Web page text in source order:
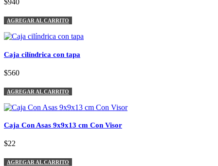
AGREGAR AL CARRITO
Caja cilíndrica con tapa
$560
AGREGAR AL CARRITO
Caja Con Asas 9x9x13 cm Con Visor
$22
AGREGAR AL CARRITO